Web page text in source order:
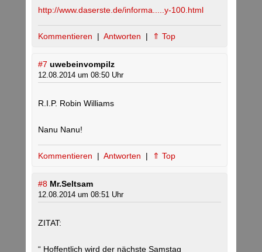
http://www.daserste.de/informa.....y-100.html
Kommentieren | Antworten | ⇑ Top
#7 uwebeinvompilz
12.08.2014 um 08:50 Uhr
R.I.P. Robin Williams
Nanu Nanu!
Kommentieren | Antworten | ⇑ Top
#8 Mr.Seltsam
12.08.2014 um 08:51 Uhr
ZITAT:
“ Hoffentlich wird der nächste Samstag